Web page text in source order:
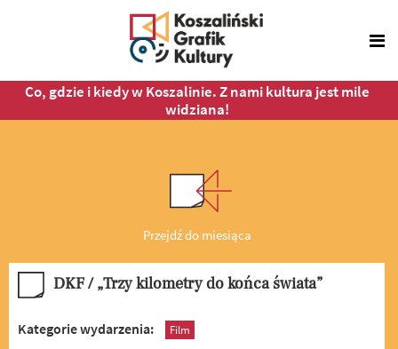
Co, gdzie i kiedy w Koszalinie. Z nami kultura jest mile
widziana!
Przejdź do miesiąca
DKF / „Trzy kilometry do końca świata”
Kategorie wydarzenia: Film